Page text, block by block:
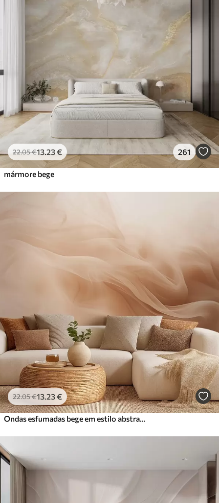
22.05€13 .23€ 261
mármore bege
22.05€13 .23€